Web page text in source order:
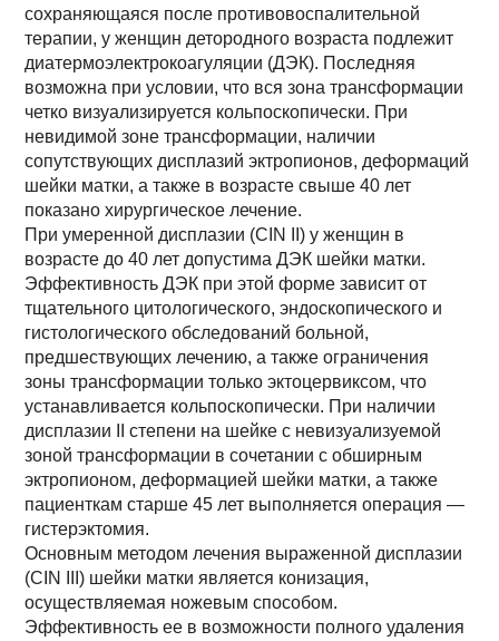
сохраняющаяся после противовоспалительной
терапии, у женщин детородного возраста подлежит
диатермоэлектрокоагуляции (ДЭК). Последняя
возможна при условии, что вся зона трансформации
четко визуализируется кольпоскопически. При
невидимой зоне трансформации, наличии
сопутствующих дисплазий эктропионов, деформаций
шейки матки, а также в возрасте свыше 40 лет
показано хирургическое лечение.
При умеренной дисплазии (CIN II) у женщин в
возрасте до 40 лет допустима ДЭК шейки матки.
Эффективность ДЭК при этой форме зависит от
тщательного цитологического, эндоскопического и
гистологического обследований больной,
предшествующих лечению, а также ограничения
зоны трансформации только эктоцервиксом, что
устанавливается кольпоскопически. При наличии
дисплазии II степени на шейке с невизуализуемой
зоной трансформации в сочетании с обширным
эктропионом, деформацией шейки матки, а также
пациенткам старше 45 лет выполняется операция —
гистерэктомия.
Основным методом лечения выраженной дисплазии
(CIN III) шейки матки является конизация,
осуществляемая ножевым способом.
Эффективность ее в возможности полного удаления